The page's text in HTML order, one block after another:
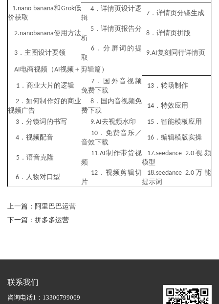
1.nano banana和Grok低
价获取
4 ．详情页设计逻
辑
7 ．详情页分镜生成
2.nanobanana使用方法
5 ．详情页报告分
析
8 ．详情页拼版
3 ．主图设计要领
6 ．分屏词的提
取
9 AI复刻同行详情页
AI电商视频（AI视频＋剪辑篇）
1 ．商业大片的逻辑
7 ．国外音视频
免费下载
13 ．转场制作
2 ．如何制作好的商业
视频广告
8 ．国内音视频免
费下载
14 ．特效应用
3 ．分镜词的书写 9 AI去视频水印 15 ．智能模板应用
4 ．视频配音
10 ．免费音乐／
音效下载
16 ．编辑模版实操
5 ．语音克隆
11 AI制作带货视
频
17.seedance 2.0视频
模型
6 ．人物对口型
12 ．视频剪辑切
片
18.seedance 2.0万能
提示词
上一篇： 阿里巴巴运营
下一篇： 拼多多运营
联系我们
咨询电话1： 13306799069